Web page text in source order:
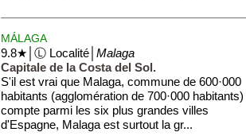
MÁLAGA
9.8★│Ⓛ Localité│Malaga
Capitale de la Costa del Sol.
S'il est vrai que Malaga, commune de 600·000
habitants (agglomération de 700·000 habitants)
compte parmi les six plus grandes villes
d'Espagne, Malaga est surtout la gr...